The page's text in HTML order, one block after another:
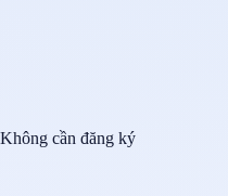
Không cần đăng ký